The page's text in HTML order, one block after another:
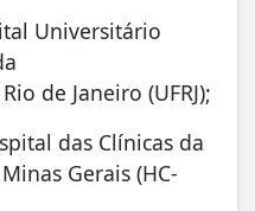
Universitário
de Janeiro (UFRJ);
das Clínicas da
Gerais (HC-